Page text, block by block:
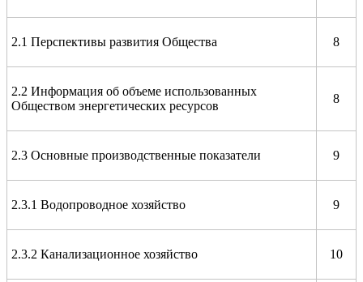
2.1 Перспективы развития Общества 8
2.2 Информация об объеме использованных
Обществом энергетических ресурсов
8
2.3 Основные производственные показатели 9
2.3.1 Водопроводное хозяйство 9
2.3.2 Канализационное хозяйство 10